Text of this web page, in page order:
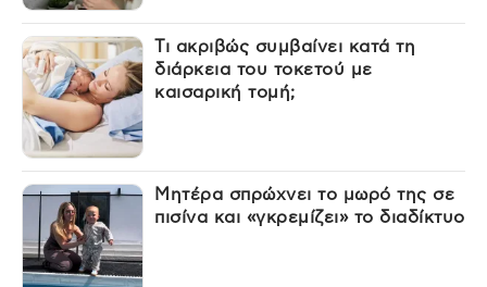
Τι ακριβώς συμβαίνει κατά τη
διάρκεια του τοκετού με
καισαρική τομή;
Μητέρα σπρώχνει το μωρό της σε
πισίνα και «γκρεμίζει» το διαδίκτυο